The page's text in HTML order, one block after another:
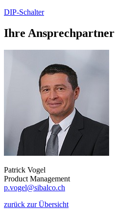
DIP-Schalter
Ihre Ansprechpartner
Patrick Vogel
Product Management
p.vogel@sibalco.ch
zurück zur Übersicht